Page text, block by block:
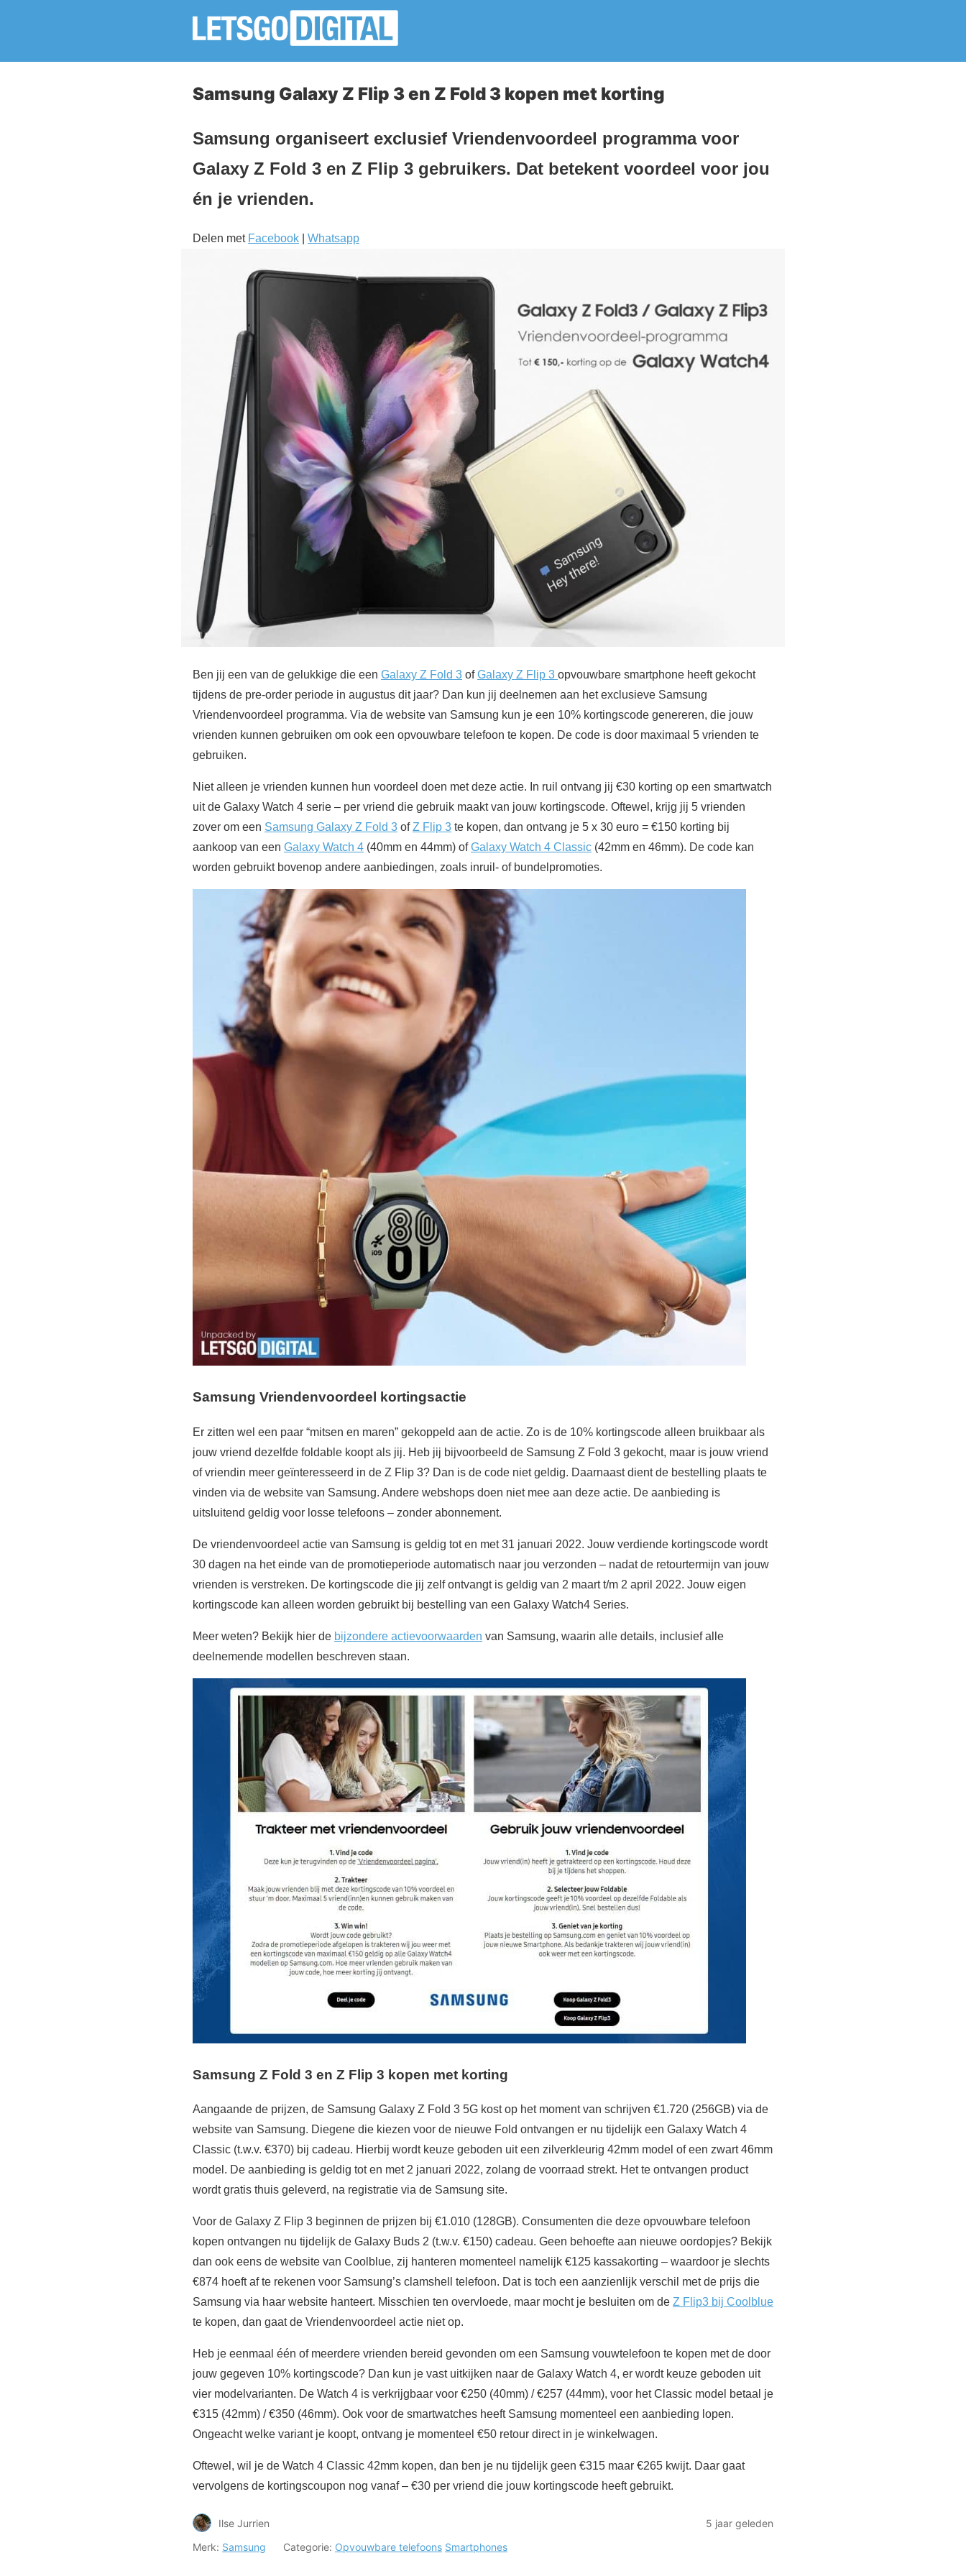
Samsung Galaxy Z Flip 3 en Z Fold 3 kopen met korting
Samsung organiseert exclusief Vriendenvoordeel programma voor
Galaxy Z Fold 3 en Z Flip 3 gebruikers. Dat betekent voordeel voor jou
én je vrienden.
Delen met Facebook Whatsapp
Ben jij een van de gelukkige die een Galaxy Z Fold 3 ofGalaxy Z Flip 3 opvouwbare smartphone heeft gekocht
tijdens de pre-order periode in augustus dit jaar? Dan kun jij deelnemen aan het exclusieve Samsung
Vriendenvoordeel programma. Via de website van Samsung kun je een 10% kortingscode genereren, die jouw
vrienden kunnen gebruiken om ook een opvouwbare telefoon te kopen. De code is door maximaal 5 vrienden te
gebruiken.
Niet alleen je vrienden kunnen hun voordeel doen met deze actie. In ruil ontvang jij €30 korting op een smartwatch
uit de Galaxy Watch 4 serie – per vriend die gebruik maakt van jouw kortingscode. Oftewel, krijg jij 5 vrienden
zover om een Samsung Galaxy Z Fold 3 ofZ Flip 3 te kopen, dan ontvang je 5 x 30 euro = €150 korting bij
aankoop van een Galaxy Watch 4 (40mm en 44mm) ofGalaxy Watch 4 Classic (42mm en 46mm). De code kan
worden gebruikt bovenop andere aanbiedingen, zoals inruil- of bundelpromoties.
Samsung Vriendenvoordeel kortingsactie
Er zitten wel een paar “mitsen en maren” gekoppeld aan de actie. Zo is de 10% kortingscode alleen bruikbaar als
jouw vriend dezelfde foldable koopt als jij. Heb jij bijvoorbeeld de Samsung Z Fold 3 gekocht, maar is jouw vriend
of vriendin meer geïnteresseerd in de Z Flip 3? Dan is de code niet geldig. Daarnaast dient de bestelling plaats te
vinden via de website van Samsung. Andere webshops doen niet mee aan deze actie. De aanbieding is
uitsluitend geldig voor losse telefoons – zonder abonnement.
De vriendenvoordeel actie van Samsung is geldig tot en met 31 januari 2022. Jouw verdiende kortingscode wordt
30 dagen na het einde van de promotieperiode automatisch naar jou verzonden – nadat de retourtermijn van jouw
vrienden is verstreken. De kortingscode die jij zelf ontvangt is geldig van 2 maart t/m 2 april 2022. Jouw eigen
kortingscode kan alleen worden gebruikt bij bestelling van een Galaxy Watch4 Series.
Meer weten? Bekijk hier de bijzondere actievoorwaarden van Samsung, waarin alle details, inclusief alle
deelnemende modellen beschreven staan.
Samsung Z Fold 3 en Z Flip 3 kopen met korting
Aangaande de prijzen, de Samsung Galaxy Z Fold 3 5G kost op het moment van schrijven €1.720 (256GB) via de
website van Samsung. Diegene die kiezen voor de nieuwe Fold ontvangen er nu tijdelijk een Galaxy Watch 4
Classic (t.w.v. €370) bij cadeau. Hierbij wordt keuze geboden uit een zilverkleurig 42mm model of een zwart 46mm
model. De aanbieding is geldig tot en met 2 januari 2022, zolang de voorraad strekt. Het te ontvangen product
wordt gratis thuis geleverd, na registratie via de Samsung site.
Voor de Galaxy Z Flip 3 beginnen de prijzen bij €1.010 (128GB). Consumenten die deze opvouwbare telefoon
kopen ontvangen nu tijdelijk de Galaxy Buds 2 (t.w.v. €150) cadeau. Geen behoefte aan nieuwe oordopjes? Bekijk
dan ook eens de website van Coolblue, zij hanteren momenteel namelijk €125 kassakorting – waardoor je slechts
€874 hoeft af te rekenen voor Samsung’s clamshell telefoon. Dat is toch een aanzienlijk verschil met de prijs die
Samsung via haar website hanteert. Misschien ten overvloede, maar mocht je besluiten om de Z Flip3 bij Coolblue
te kopen, dan gaat de Vriendenvoordeel actie niet op.
Heb je eenmaal één of meerdere vrienden bereid gevonden om een Samsung vouwtelefoon te kopen met de door
jouw gegeven 10% kortingscode? Dan kun je vast uitkijken naar de Galaxy Watch 4, er wordt keuze geboden uit
vier modelvarianten. De Watch 4 is verkrijgbaar voor €250 (40mm) / €257 (44mm), voor het Classic model betaal je
€315 (42mm) / €350 (46mm). Ook voor de smartwatches heeft Samsung momenteel een aanbieding lopen.
Ongeacht welke variant je koopt, ontvang je momenteel €50 retour direct in je winkelwagen.
Oftewel, wil je de Watch 4 Classic 42mm kopen, dan ben je nu tijdelijk geen €315 maar €265 kwijt. Daar gaat
vervolgens de kortingscoupon nog vanaf – €30 per vriend die jouw kortingscode heeft gebruikt.
Ilse Jurrien
5 jaar geleden
Merk: Samsung Categorie: Opvouwbare telefoons Smartphones